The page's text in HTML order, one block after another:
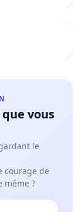
vous
le
courage de
même ?